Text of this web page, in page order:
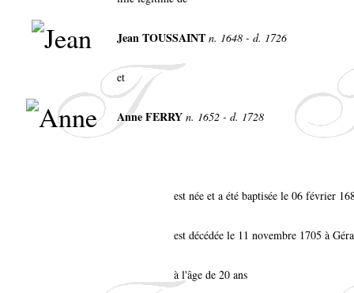
Jean TOUSSAINT n. 1648 - d. 1726
et
Anne FERRY n. 1652 - d. 1728
est née et a été baptisée le 06 février
est décédée le 11 novembre 1705 à
à l'âge de 20 ans